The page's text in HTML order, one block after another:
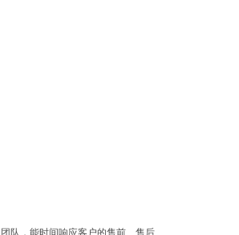
队，能时间响应客户的售前、售后